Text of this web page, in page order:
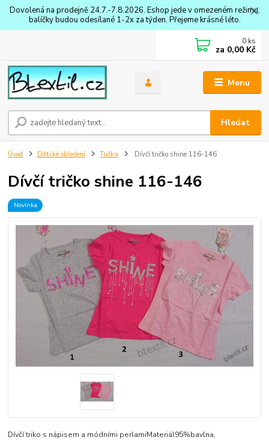
Dovolená na prodejně 24.7.-7.8.2026. Eshop jede v omezeném režimu,
balíčky budou odesílané 1-2x za týden. Přejeme krásné léto.
Menu
Hledat
0 ks
za 0,00 Kč
Úvod Dětské oblečení Trička Dívčí tričko shine 116-146
Dívčí tričko shine 116-146
Novinka
Dívčí triko s nápisem a módními perlamiMateriál95%bavlna,